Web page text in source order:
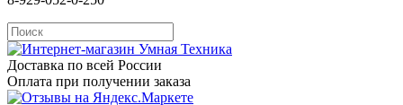
Доставка по всей России
Оплата при получении заказа